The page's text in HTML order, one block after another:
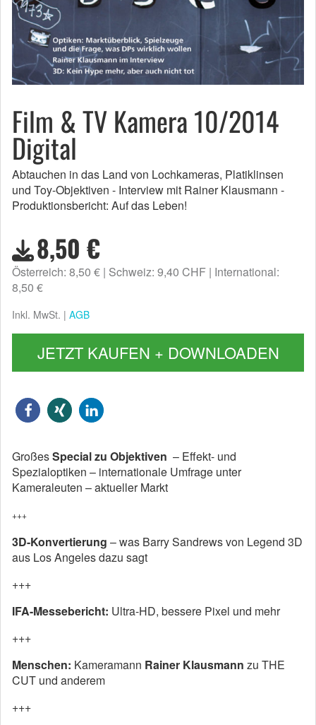
Film & TV Kamera 10/2014
Digital
Abtauchen in das Land von Lochkameras, Platiklinsen
und Toy-Objektiven - Interview mit Rainer Klausmann -
Produktionsbericht: Auf das Leben!
8,50 €
Österreich: 8,50 € Schweiz: 9,40 CHF International:
8,50 €
Inkl. MwSt. | AGB
JETZT KAUFEN + DOWNLOADEN
GroßesSpecial zu Objektiven – Effekt- und
Spezialoptiken – internationale Umfrage unter
Kameraleuten – aktueller Markt
+++
3D-Konvertierung – was Barry Sandrews von Legend 3D
aus Los Angeles dazu sagt
+++
IFA-Messebericht: Ultra-HD, bessere Pixel und mehr
+++
Menschen: Kameramann Rainer Klausmann zu THE
CUT und anderem
+++